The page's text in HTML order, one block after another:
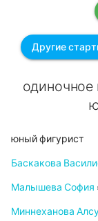
Другие
одиночное
юный фигурист
Баскакова
Малышева София
Миннеханова